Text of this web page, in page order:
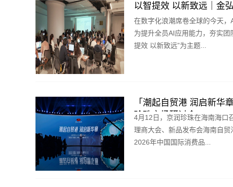
以智提效 以新致远｜金
在数字化浪潮席卷全球的今天，
为提升全员AI应用能力，夯实
提效 以新致远”为主题...
「潮起自贸港 润启新华
珍珠市场研讨会
4月12日，京润珍珠在海南海口
理商大会、新品发布会海南自
2026年中国国际消费品...